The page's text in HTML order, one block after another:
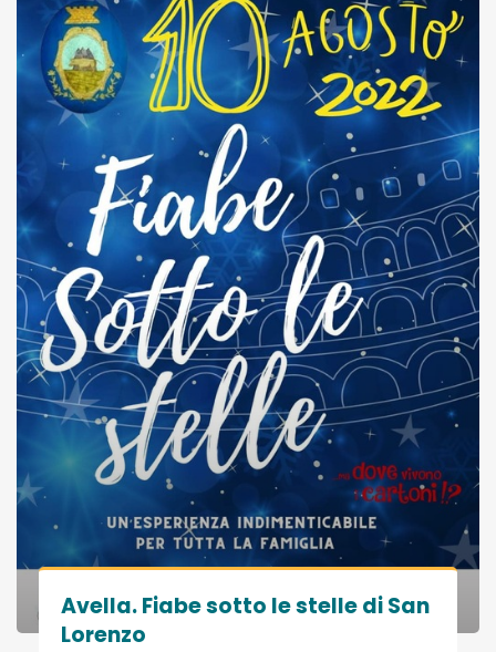
Avella. Fiabe sotto le stelle di San
Lorenzo